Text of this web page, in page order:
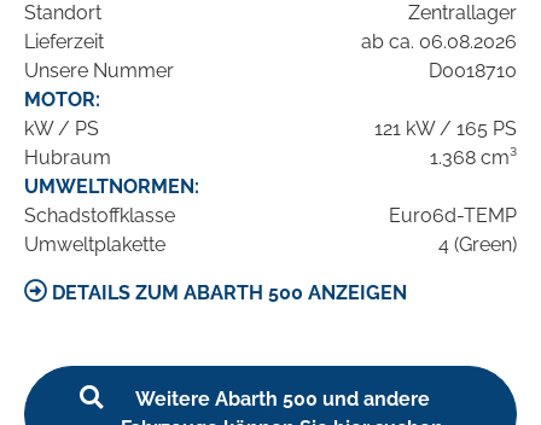
Standort
Zentrallager
Lieferzeit
ab ca. 06.08.2026
Unsere Nummer
D0018710
MOTOR:
kW / PS
121 kW / 165 PS
Hubraum
1.368 cm³
UMWELTNORMEN:
Schadstoffklasse
Euro6d-TEMP
Umweltplakette
4 (Green)
DETAILS ZUM ABARTH 500 ANZEIGEN
Weitere Abarth 500 und andere